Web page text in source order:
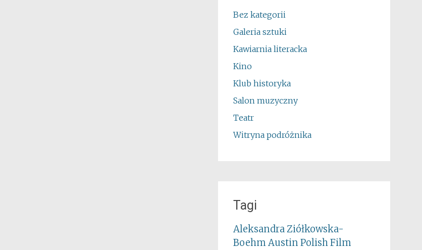
Bez kategorii
Galeria sztuki
Kawiarnia literacka
Kino
Klub historyka
Salon muzyczny
Teatr
Witryna podróżnika
Tagi
Aleksandra Ziółkowska-
Boehm Austin Polish Film